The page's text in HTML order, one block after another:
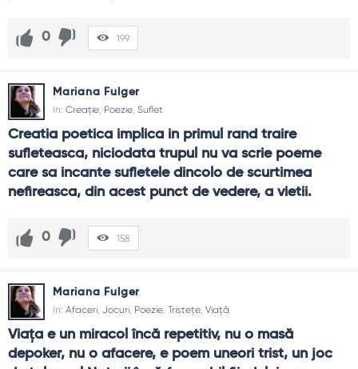
0 199
Mariana Fulger
In: Creație, Poezie, Suflet
Creatia poetica implica in primul rand traire
sufleteasca, niciodata trupul nu va scrie poeme
care sa incante sufletele dincolo de scurtimea
nefireasca, din acest punct de vedere, a vietii.
0 158
Mariana Fulger
In: Afaceri, Jocuri, Poezie, Tristețe, Viață
Viaţa e un miracol încă repetitiv, nu o masă
depoker, nu o afacere, e poem uneori trist, un joc